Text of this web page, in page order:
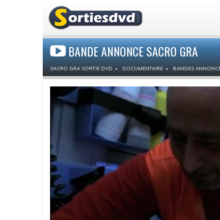
BANDE ANNONCE SACRO GRA
SACRO GRA SORTIE DVD DOCUMENTAIRE BANDES